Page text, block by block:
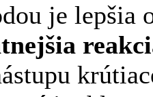
je lepšia